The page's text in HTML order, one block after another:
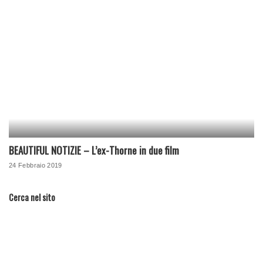
BEAUTIFUL NOTIZIE – L’ex-Thorne in due film
24 Febbraio 2019
Cerca nel sito